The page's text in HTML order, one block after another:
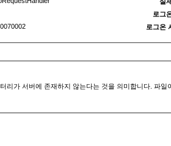
로그
로그온
리가 서버에 존재하지 않는다는 것을 의미합니다. 파